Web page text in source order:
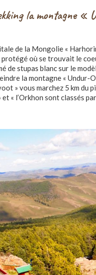
lamontagne «
de la Mongolie «
protégé où se trouvait le
de stupas blanc sur le
la montagne « Undur-
» vous marchez 5 km du
« l’Orkhon sont classés